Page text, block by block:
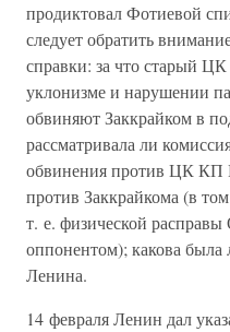
продиктовал Фотиевой
следует обратить
справки: за что старый
уклонизме и нарушении
обвиняют Заккрайком в
рассматривала ли
обвинения против ЦК КП
против Заккрайкома (в
т. е. физической
оппонентом); какова
Ленина.
14 февраля Ленин дал